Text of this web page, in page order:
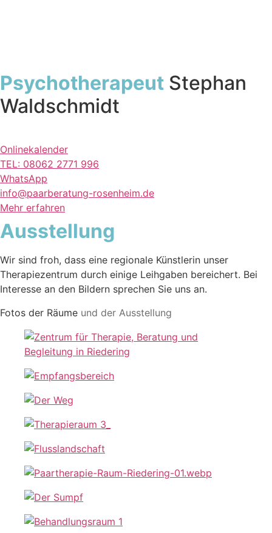
Psychotherapeut Stephan
Waldschmidt
Onlinekalender
TEL: 08062 2771 996
WhatsApp
info@paarberatung-rosenheim.de​
Mehr erfahren
Ausstellung
Wir sind froh, dass eine regionale Künstlerin unser
Therapiezentrum durch einige Leihgaben bereichert. Bei
Interesse an den Bildern sprechen Sie uns an.
Fotos der Räume und der Ausstellung